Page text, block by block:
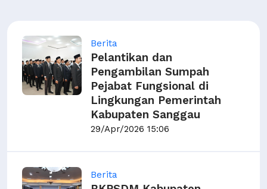
Berita
Pelantikan dan
Pengambilan Sumpah
Pejabat Fungsional di
Lingkungan Pemerintah
Kabupaten Sanggau
29/Apr/2026 15:06
Berita